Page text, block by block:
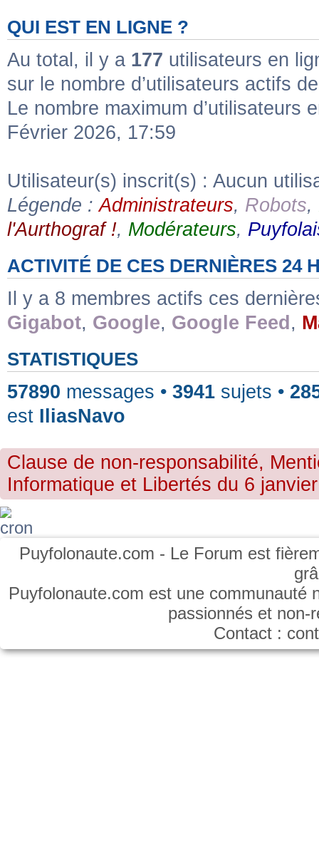
QUI EST EN LIGNE ?
Au total, il y a 177 utilisateurs en
sur le nombre d’utilisateurs actifs
Le nombre maximum
Février 2026, 17:59
Utilisateur(s) inscrit(s) : Aucun
Légende :Administrateurs, Robots,
l'Aurthograf !, Modérateurs,
ACTIVITÉ DE CES DERNIÈRES 24
Il y a 8 membres actifs ces
Gigabot, Google, Google Feed ,
STATISTIQUES
57890 messages • 3941 sujets •
est IliasNavo
Clause de non-responsabilité,
Informatique et Libertés du 6
Puyfolonaute.com - Le Forum est
Puyfolonaute.com est une communauté
passionnés et
Contact :